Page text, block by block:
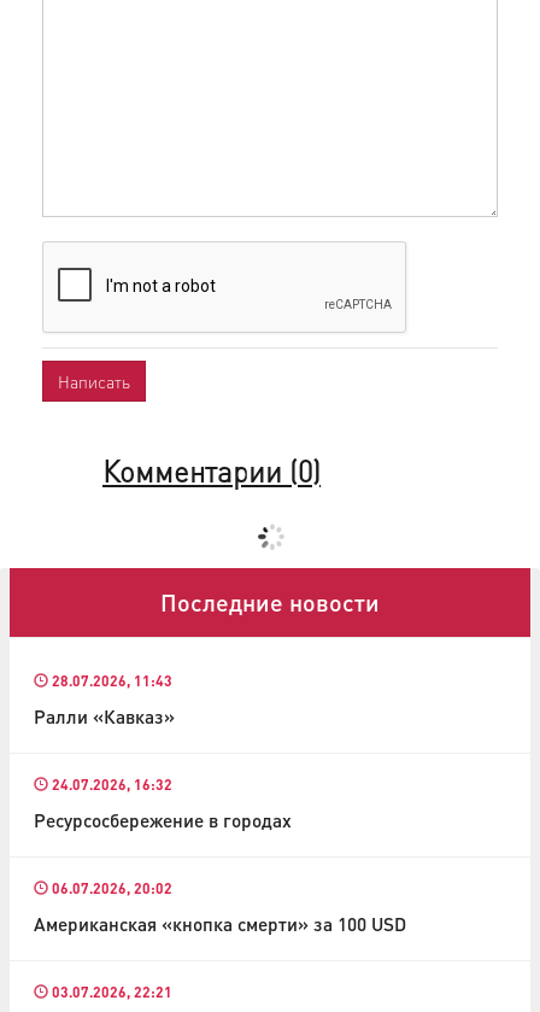
Комментарии (0)
Последние новости
28.07.2026, 11:43
Ралли «Кавказ»
24.07.2026, 16:32
Ресурсосбережение в городах
06.07.2026, 20:02
Американская «кнопка смерти» за 100 USD
03.07.2026, 22:21